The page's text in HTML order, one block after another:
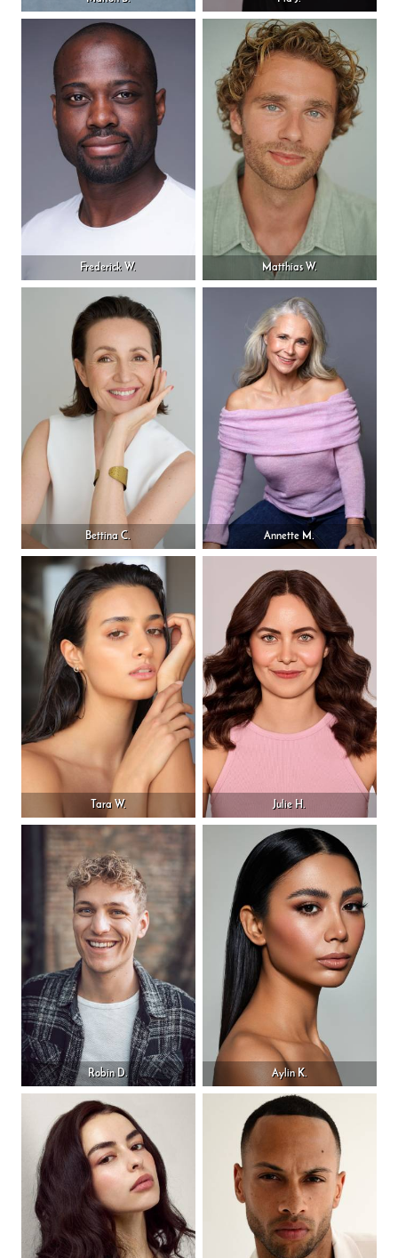
Frederick W. Matthias W.
Bettina C. Annette M.
Tara W. Julie H.
Robin D. Aylin K.